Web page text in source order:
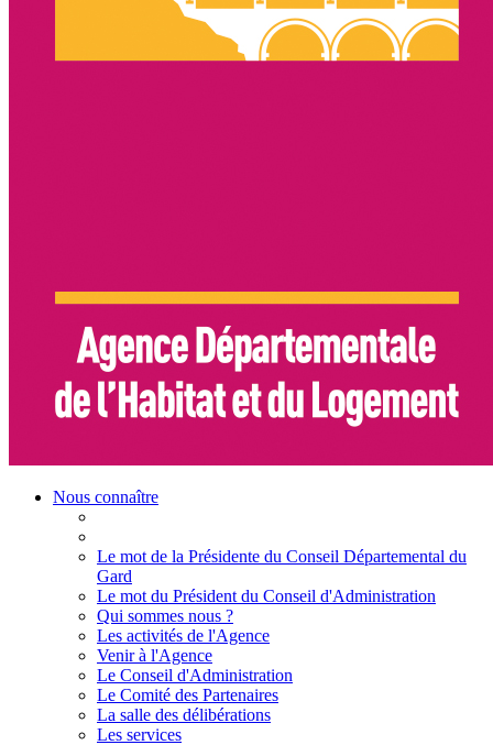
Nous connaître
Le mot de la Présidente du Conseil Départemental du
Gard
Le mot du Président du Conseil d'Administration
Qui sommes nous ?
Les activités de l'Agence
Venir à l'Agence
Le Conseil d'Administration
Le Comité des Partenaires
La salle des délibérations
Les services